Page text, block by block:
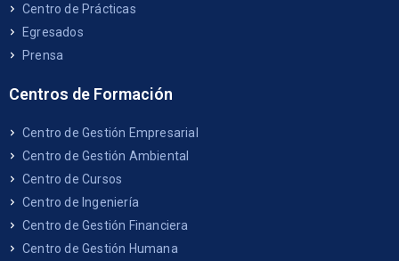
Centro de Prácticas
Egresados
Prensa
Centros de Formación
Centro de Gestión Empresarial
Centro de Gestión Ambiental
Centro de Cursos
Centro de Ingeniería
Centro de Gestión Financiera
Centro de Gestión Humana